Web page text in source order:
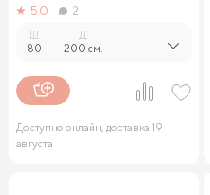
5.0
2
80 -
Д.
200 см.
Доступно онлайн, доставка 19
августа